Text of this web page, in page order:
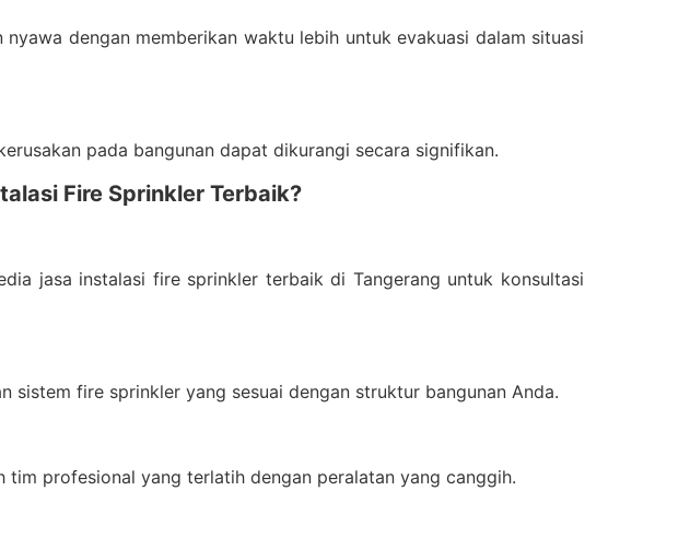
dengan memberikan waktu lebih untuk evakuasi dalam situasi
pada bangunan dapat dikurangi secara signifikan.
Fire Sprinkler Terbaik?
jasa instalasi fire sprinkler terbaik di Tangerang untuk konsultasi
sistem fire sprinkler yang sesuai dengan struktur bangunan Anda.
tim profesional yang terlatih dengan peralatan yang canggih.